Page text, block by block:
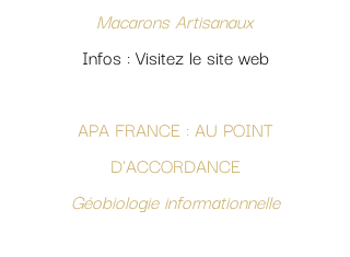
Macarons Artisanaux
Infos : Visitez le site web
APA FRANCE : AU POINT
D'ACCORDANCE
Géobiologie informationnelle